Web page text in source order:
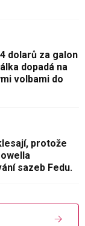
dolarů za galon
dopadá na
volbami do
protože
sazeb Fedu.